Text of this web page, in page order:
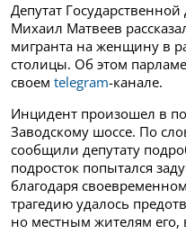
Депутат
Михаил Матвеев
мигранта на женщину в
столицы. Об этом
своем telegram-канале.
Инцидент произошел в
Заводскому шоссе. По
сообщили депутату
подросток попытался
благодаря
трагедию удалось
но местным жителям его,